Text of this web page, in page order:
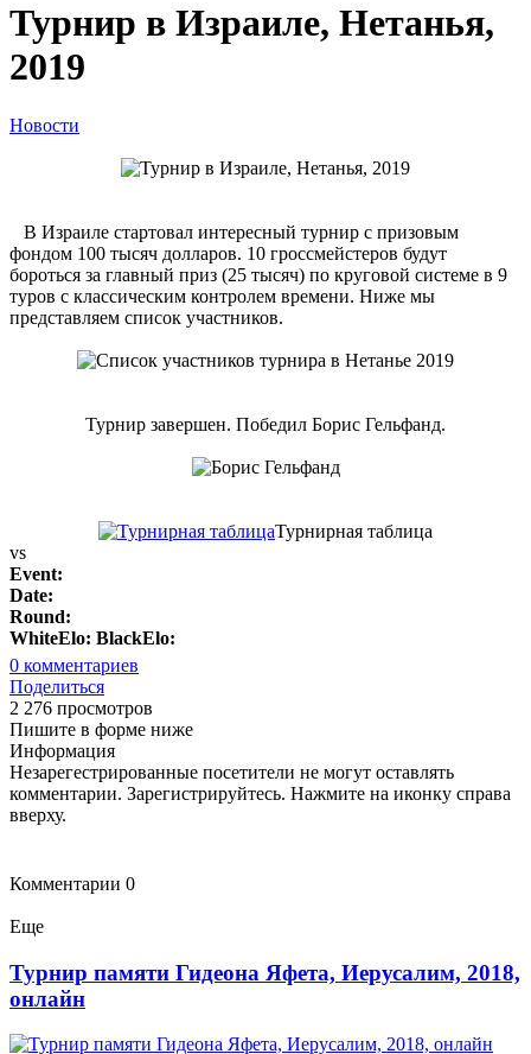
Турнир в Израиле, Нетанья,
2019
Новости
В Израиле стартовал интересный турнир с призовым
фондом 100 тысяч долларов. 10 гроссмейстеров будут
бороться за главный приз (25 тысяч) по круговой системе в 9
туров с классическим контролем времени. Ниже мы
представляем список участников.
Турнир завершен. Победил Борис Гельфанд.
Турнирная таблица
vs
Event:
Date:
Round:
WhiteElo: BlackElo:
0 комментариев
Поделиться
2 276 просмотров
Пишите в форме ниже
Информация
Незарегестрированные посетители не могут оставлять
комментарии. Зарегистрируйтесь. Нажмите на иконку справа
вверху.
Комментарии 0
Еще
Турнир памяти Гидеона Яфета, Иерусалим, 2018,
онлайн